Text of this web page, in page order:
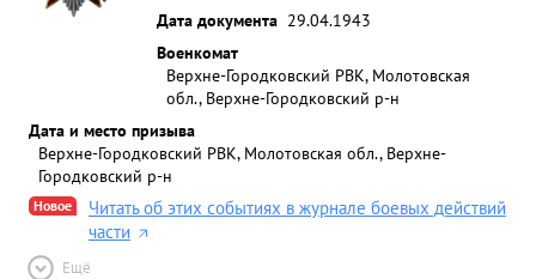
Дата документа 29.04.1943
Военкомат
Верхне-Городковский РВК, Молотовская
обл., Верхне-Городковский р-н
Дата и место призыва
Верхне-Городковский РВК, Молотовская обл., Верхне-
Городковский р-н
Новое
Читать об этих событиях в журнале боевых действий
части
Ещё